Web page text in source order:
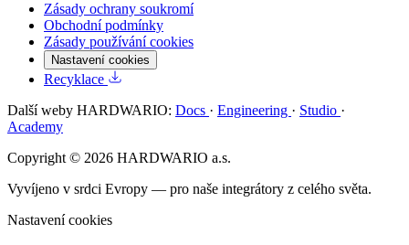
Zásady ochrany soukromí
Obchodní podmínky
Zásady používání cookies
Nastavení cookies
Recyklace
Další weby HARDWARIO: Docs · Engineering · Studio ·
Academy
Copyright © 2026 HARDWARIO a.s.
Vyvíjeno v srdci Evropy — pro naše integrátory z celého světa.
Nastavení cookies